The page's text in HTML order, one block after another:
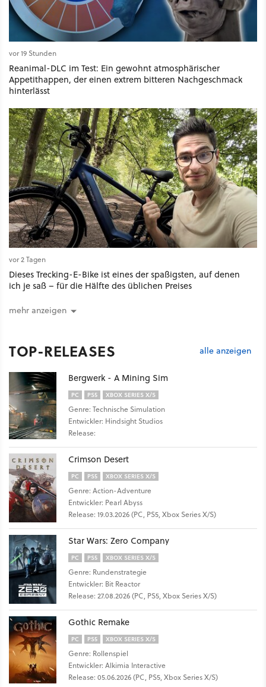
vor 19 Stunden
Reanimal-DLC im Test: Ein gewohnt atmosphärischer
Appetithappen, der einen extrem bitteren Nachgeschmack
hinterlässt
vor 2 Tagen
Dieses Trecking-E-Bike ist eines der spaßigsten, auf denen
ich je saß – für die Hälfte des üblichen Preises
mehr anzeigen
TOP-RELEASES alle anzeigen
Bergwerk - A Mining Sim
PC PS5 XBOX SERIES X/S
Genre: Technische Simulation
Entwickler: Hindsight Studios
Release:
Crimson Desert
PC PS5 XBOX SERIES X/S
Genre: Action-Adventure
Entwickler: Pearl Abyss
Release: 19.03.2026 (PC, PS5, Xbox Series X/S)
Star Wars: Zero Company
PC PS5 XBOX SERIES X/S
Genre: Rundenstrategie
Entwickler: Bit Reactor
Release: 27.08.2026 (PC, PS5, Xbox Series X/S)
Gothic Remake
PC PS5 XBOX SERIES X/S
Genre: Rollenspiel
Entwickler: Alkimia Interactive
Release: 05.06.2026 (PC, PS5, Xbox Series X/S)